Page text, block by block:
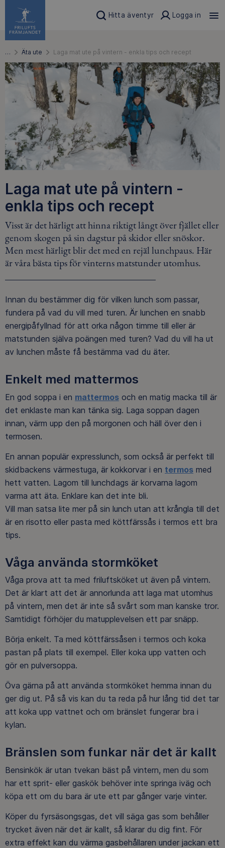
Hitta äventyr Logga in
… Äta ute Laga mat ute på vintern - enkla tips och recept
Laga mat ute på vintern -
enkla tips och recept
Visst är det härligt att hinna riktigt långt över fjället eller
genom skogen på sin dagstur på skidor eller snöskor.
Men mest härligt blir det med en rejäl lunchpaus. Här
är våra bästa tips för vinterns matstunder utomhus.
Innan du bestämmer dig för vilken lunch som passar,
fundera på vad du vill med turen. Är lunchen en snabb
energipåfyllnad för att orka någon timme till eller är
matstunden själva poängen med turen? Vad du vill ha ut
av lunchen måste få bestämma vad du äter.
Enkelt med mattermos
En god soppa i en mattermos och en matig macka till är
det enklaste man kan tänka sig. Laga soppan dagen
innan, värm upp den på morgonen och häll över den i
termosen.
En annan populär expresslunch, som också är perfekt till
skidbackens värmestuga, är kokkorvar i en termos med
hett vatten. Lagom till lunchdags är korvarna lagom
varma att äta. Enklare kan det inte bli.
Vill man satsa lite mer på sin lunch utan att krångla till det
är en risotto eller pasta med köttfärssås i termos ett bra
tips.
Våga använda stormköket
Våga prova att ta med friluftsköket ut även på vintern.
Det är klart att det är annorlunda att laga mat utomhus
på vintern, men det är inte så svårt som man kanske tror.
Samtidigt förhöjer du matupplevelsen ett par snäpp.
Börja enkelt. Ta med köttfärssåsen i termos och koka
pastan på plats till exempel. Eller koka upp vatten och
gör en pulversoppa.
Öva gärna på att använda stormköket hemma innan du
ger dig ut. På så vis kan du ta reda på hur lång tid det tar
att koka upp vattnet och om bränslet fungerar bra i
kylan.
Bränslen som funkar när det är kallt
Bensinkök är utan tvekan bäst på vintern, men du som
har ett sprit- eller gaskök behöver inte springa iväg och
köpa ett om du bara är ute ett par gånger varje vinter.
Köper du fyrsäsongsgas, det vill säga gas som behåller
trycket även när det är kallt, så klarar du dig fint. För
extra effekt kan du värma gasbehållaren under jackan ett